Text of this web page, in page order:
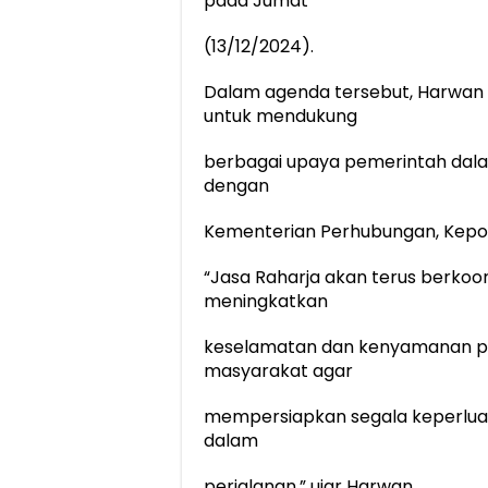
(13/12/2024).
Dalam agenda tersebut,
untuk mendukung
berbagai upaya pemerintah
dengan
Kementerian Perhubungan,
“Jasa Raharja akan terus
meningkatkan
keselamatan dan kenyamanan
masyarakat agar
mempersiapkan segala
dalam